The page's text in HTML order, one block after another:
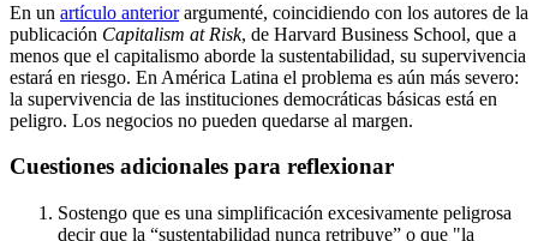
En un artículo anteriorargumenté, coincidiendo con los autores de la
publicación Capitalism at Risk, de Harvard Business School, que a
menos que el capitalismo aborde la sustentabilidad, su supervivencia
estará en riesgo. En América Latina el problema es aún más severo:
la supervivencia de las instituciones democráticas básicas está en
peligro. Los negocios no pueden quedarse al margen.
Cuestiones adicionales para reflexionar
Sostengo que es una simplificación excesivamente peligrosa
decir que la “sustentabilidad nunca retribuye” o que "la